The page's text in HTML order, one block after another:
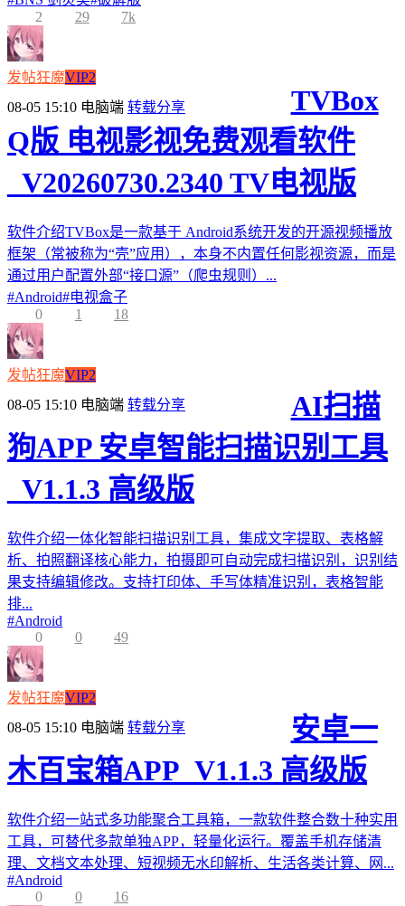
2
29 7k
发帖狂魔VIP2
08-05 15:10 电脑端 转载分享
TVBox
Q版 电视影视免费观看软件
_V20260730.2340 TV电视版
软件介绍TVBox是一款基于 Android系统开发的开源视频播放
框架（常被称为“壳”应用），本身不内置任何影视资源，而是
通过用户配置外部“接口源”（爬虫规则）...
#Android#电视盒子
0
1 18
发帖狂魔VIP2
08-05 15:10 电脑端 转载分享
AI扫描
狗APP 安卓智能扫描识别工具
_V1.1.3 高级版
软件介绍一体化智能扫描识别工具，集成文字提取、表格解
析、拍照翻译核心能力，拍摄即可自动完成扫描识别，识别结
果支持编辑修改。支持打印体、手写体精准识别，表格智能
排...
#Android
0
0 49
发帖狂魔VIP2
08-05 15:10 电脑端 转载分享
安卓一
木百宝箱APP_V1.1.3 高级版
软件介绍一站式多功能聚合工具箱，一款软件整合数十种实用
工具，可替代多款单独APP，轻量化运行。覆盖手机存储清
理、文档文本处理、短视频无水印解析、生活各类计算、网...
#Android
0
0 16